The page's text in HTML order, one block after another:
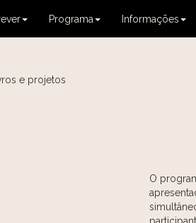
Programa Informações
e projetos
O